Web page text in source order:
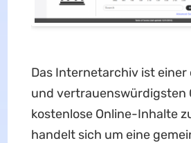
Das Internetarchiv ist
und vertrauenswürdigsten
kostenlose Online-Inhalte
handelt sich um eine